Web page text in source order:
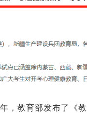
，教育部发布了《